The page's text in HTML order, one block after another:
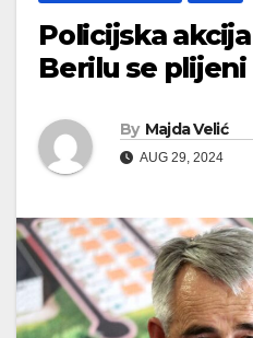
Policijska
Berilu se
By Majda Velić
AUG 29, 2024